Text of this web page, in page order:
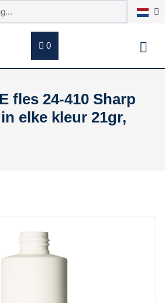
0
fles 24-410 Sharp
elke kleur 21gr,